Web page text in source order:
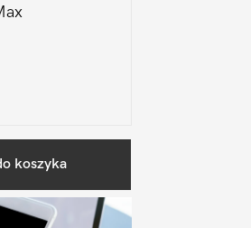
koszyka